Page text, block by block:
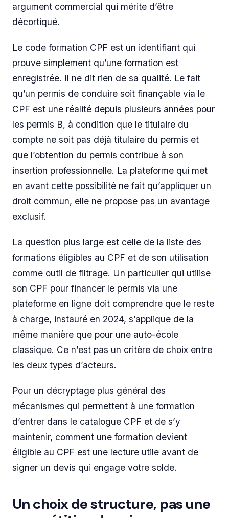
argument commercial qui mérite d’être
décortiqué.
Le code formation CPF est un identifiant qui
prouve simplement qu’une formation est
enregistrée. Il ne dit rien de sa qualité. Le fait
qu’un permis de conduire soit finançable via le
CPF est une réalité depuis plusieurs années pour
les permis B, à condition que le titulaire du
compte ne soit pas déjà titulaire du permis et
que l’obtention du permis contribue à son
insertion professionnelle. La plateforme qui met
en avant cette possibilité ne fait qu’appliquer un
droit commun, elle ne propose pas un avantage
exclusif.
La question plus large est celle de la liste des
formations éligibles au CPF et de son utilisation
comme outil de filtrage. Un particulier qui utilise
son CPF pour financer le permis via une
plateforme en ligne doit comprendre que le reste
à charge, instauré en 2024, s’applique de la
même manière que pour une auto-école
classique. Ce n’est pas un critère de choix entre
les deux types d’acteurs.
Pour un décryptage plus général des
mécanismes qui permettent à une formation
d’entrer dans le catalogue CPF et de s’y
maintenir, comment une formation devient
éligible au CPF est une lecture utile avant de
signer un devis qui engage votre solde.
Un choix de structure, pas une